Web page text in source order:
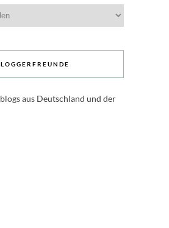
aus Deutschland und der